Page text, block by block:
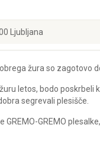
Ljubljana
žura so zagotovo
letos, bodo poskrbeli
segrevali plesišče.
GREMO